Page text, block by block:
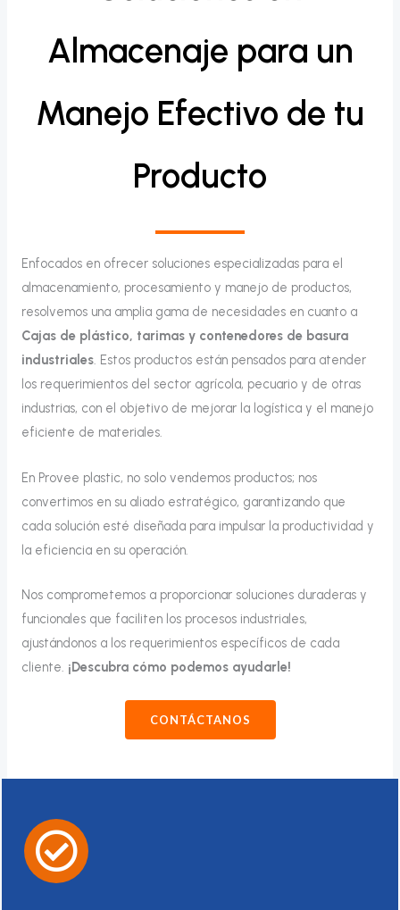
Almacenaje para un
Manejo Efectivo de tu
Producto
Enfocados en ofrecer soluciones especializadas para el
almacenamiento, procesamiento y manejo de productos,
resolvemos una amplia gama de necesidades en cuanto a
Cajas de plástico, tarimas y contenedores de basura
industriales. Estos productos están pensados para atender
los requerimientos del sector agrícola, pecuario y de otras
industrias, con el objetivo de mejorar la logística y el manejo
eficiente de materiales.
En Provee plastic, no solo vendemos productos; nos
convertimos en su aliado estratégico, garantizando que
cada solución esté diseñada para impulsar la productividad y
la eficiencia en su operación.
Nos comprometemos a proporcionar soluciones duraderas y
funcionales que faciliten los procesos industriales,
ajustándonos a los requerimientos específicos de cada
cliente. ¡Descubra cómo podemos ayudarle!
CONTÁCTANOS